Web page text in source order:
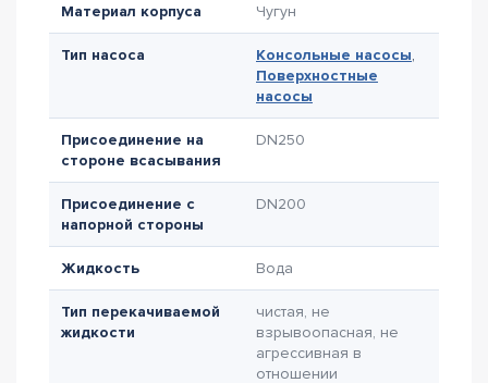
Материал корпуса Чугун
Тип насоса Консольные насосы,
Поверхностные
насосы
Присоединение на
стороне всасывания
DN250
Присоединение с
напорной стороны
DN200
Жидкость Вода
Тип перекачиваемой
жидкости
чистая, не
взрывоопасная, не
агрессивная в
отношении